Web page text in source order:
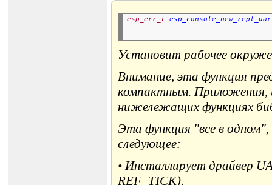
esp_err_t
Установит рабочее
Внимание, эта функция
компактным. Приложения,
нижележащих функциях
Эта функция "все в одном",
следующее:
• Инсталлирует драйвер
REF_TICK).